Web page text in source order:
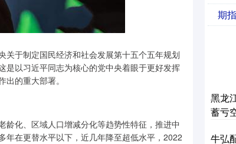
关于制定国民经济和社会发展第十五个五年规划
是以习近平同志为核心的党中央着眼于更好发挥
的重大部署。
化、区域人口增减分化等趋势性特征，推进中
年在更替水平以下，近几年降至超低水平，2022
期
黑龙
蓄亏
牛弘